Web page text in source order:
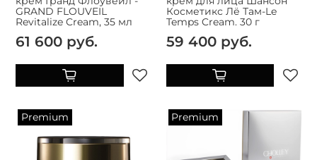
GRAND FLOUVEIL
Revitalize Cream, 35 мл
61 600 руб.
Косметикс Лё Там-Le
Temps Cream. 30 г
59 400 руб.
Premium Premium